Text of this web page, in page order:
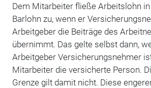
Dem Mitarbeiter fließe Arbeitslohn
Barlohn zu, wenn er
Arbeitgeber die Beiträge des
übernimmt. Das gelte selbst dann,
Arbeitgeber Versicherungsnehmer
Mitarbeiter die versicherte Person.
Grenze gilt damit nicht. Diese